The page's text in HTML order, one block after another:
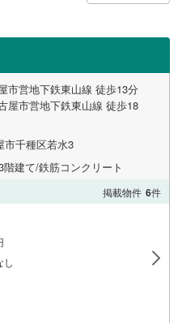
市営地下鉄東山線 徒歩13分
屋市営地下鉄東山線 徒歩18
市千種区若水3
建て/鉄筋コンクリート
掲載物件 6件
し